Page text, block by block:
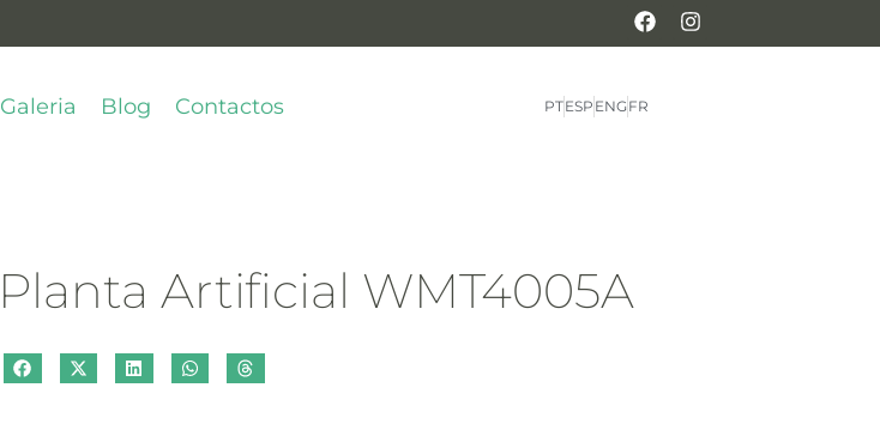
Galeria Blog Contactos PTESP ENGFR
Planta Artificial WMT4005A